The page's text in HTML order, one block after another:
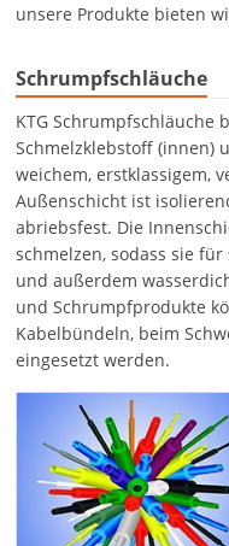
unsere Produkte bieten
Schrumpfschläuche
KTG Schrumpfschläuche
Schmelzklebstoff (innen)
weichem, erstklassigem,
Außenschicht ist
abriebsfest. Die
schmelzen, sodass sie
und außerdem
und Schrumpfprodukte
Kabelbündeln, beim
eingesetzt werden.